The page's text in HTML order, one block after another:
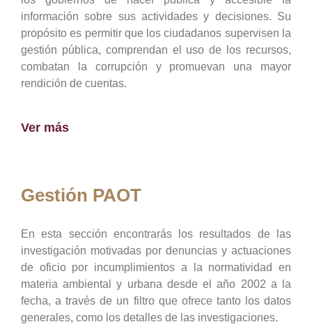
información sobre sus actividades y decisiones. Su
propósito es permitir que los ciudadanos supervisen la
gestión pública, comprendan el uso de los recursos,
combatan la corrupción y promuevan una mayor
rendición de cuentas.
Ver más
Gestión PAOT
En esta sección encontrarás los resultados de las
investigación motivadas por denuncias y actuaciones
de oficio por incumplimientos a la normatividad en
materia ambiental y urbana desde el año 2002 a la
fecha, a través de un filtro que ofrece tanto los datos
generales, como los detalles de las investigaciones.